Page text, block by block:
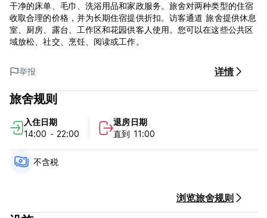
干净的床单、毛巾、洗浴用品和家政服务。旅舍对两种类型的住宿
收取合理的价格，并为长期住宿提供折扣。访客通道 旅舍提供休息
室、厨房、露台、工作区和花园供客人使用。您可以在这些公共区
域放松、社交、烹饪、阅读或工作。
举报 详情
旅舍规则
入住日期
14:00 - 22:00
退房日期
直到 11:00
不含税
浏览旅舍规则